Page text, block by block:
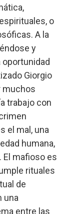
o
A la
y
oportunidad
Giorgio
muchos
trabajo con
el mal, una
humana,
El mafioso es
rituales
de
una
entre las